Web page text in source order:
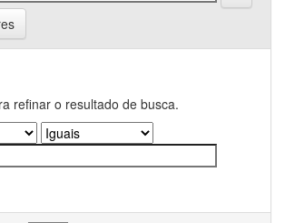
refinar o resultado de busca.